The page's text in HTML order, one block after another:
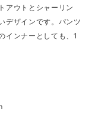
アウトとシャーリン
デザインです。パンツ
インナーとしても、1